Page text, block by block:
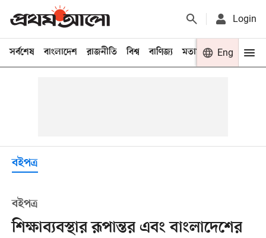
Login
সর্বশেষ বাংলাদেশ রাজনীতি বিশ্ব বাণিজ্য মতামত খেলা
Eng
বইপত্র
বইপত্র
শিক্ষাব্যবস্থার রূপান্তর এবং বাংলাদেশের